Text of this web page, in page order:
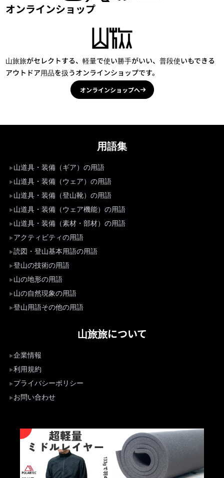
オンラインショップ
山旅旅がセレクトする、軽量で使い勝手がいい、普段使いもできる
アウトドア用品を扱うオンラインショップです。
オンラインショップへ
用語集
山道具・装備（ギア）の用語
山道具・装備（ウェア）の用語
山道具・装備（登山靴）の用語
山道具・装備（ウェア機能）の用語
山道具・装備（素材・部材）の用語
アクティビティの用語
読図・登山基本用語の用語
登山の技術の用語
山の地形の用語
山の自然現象の用語
登山用語その他の用語
山旅旅について
企業情報
利用規約
プライバシーポリシー
お問い合わせ